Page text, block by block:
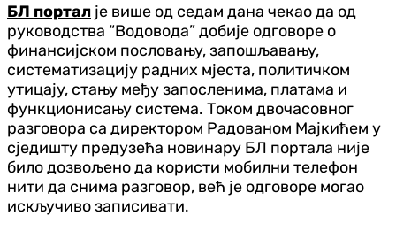
БЛ портал је више од седам дана чекао да од
руководства “Водовода” добије одговоре о
финансијском пословању, запошљавању,
систематизацију радних мјеста, политичком
утицају, стању међу запосленима, платама и
функционисању система. Током двочасовног
разговора са директором Радованом Мајкићем у
сједишту предузећа новинару БЛ портала није
било дозвољено да користи мобилни телефон
нити да снима разговор, већ је одговоре могао
искључиво записивати.